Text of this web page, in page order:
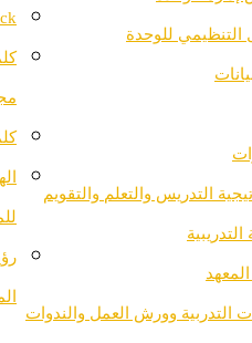
التنظيمي للوحدة
التدريس والتعلم والتقويم
التدريبية
المعهد
التدربية وورش العمل والندوات